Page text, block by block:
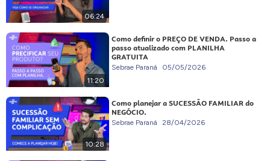
06:24
11:20
Como definir o PREÇO DE VENDA. Passo a
passo atualizado com PLANILHA
GRATUITA
Sebrae Paraná 05/05/2026
10:28
Como planejar a SUCESSÃO FAMILIAR do
NEGÓCIO.
Sebrae Paraná 28/04/2026